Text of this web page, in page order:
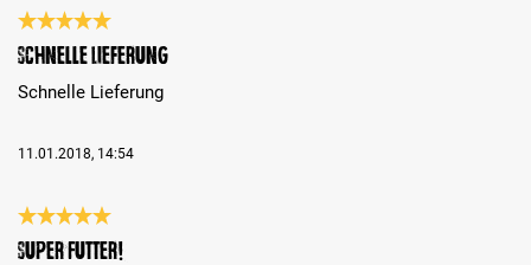
Review with rating of 5 out of 5 stars
Schnelle Lieferung
Schnelle Lieferung
11.01.2018, 14:54
Review with rating of 5 out of 5 stars
Super Futter!